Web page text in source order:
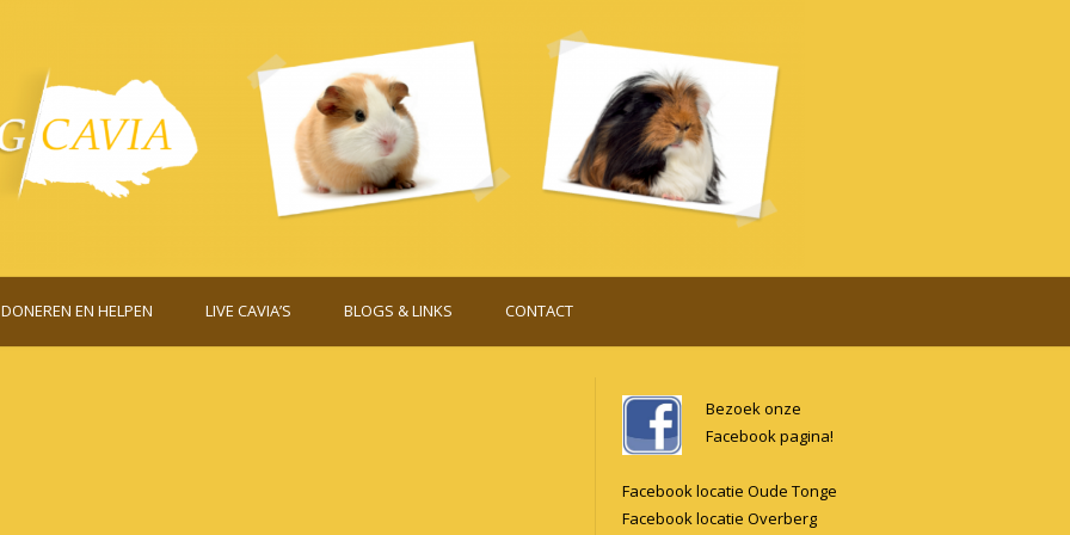
DONEREN EN HELPEN LIVE CAVIA’S BLOGS & LINKS CONTACT
Bezoek onze
Facebook pagina!
Facebook locatie Oude Tonge
Facebook locatie Overberg